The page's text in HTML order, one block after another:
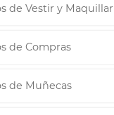
de Vestir y Maquillar
de Compras
de Muñecas